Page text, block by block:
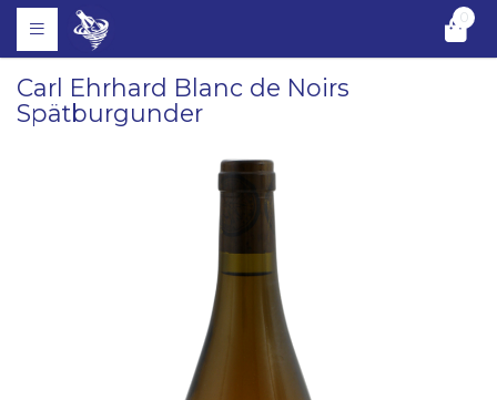
0
Carl Ehrhard Blanc de Noirs
Spätburgunder